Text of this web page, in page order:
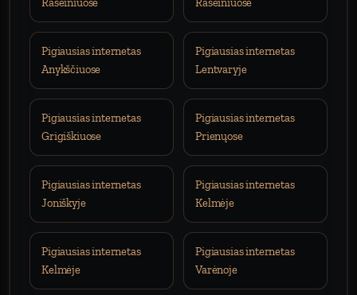
Pigiausias internetas
Anykščiuose
Pigiausias internetas
Lentvaryje
Pigiausias internetas
Grigiškiuose
Pigiausias internetas
Prienųose
Pigiausias internetas
Joniškyje
Pigiausias internetas
Kelmėje
Pigiausias internetas
Kelmėje
Pigiausias internetas
Varėnoje